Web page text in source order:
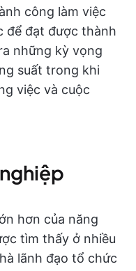
công làm việc
để đạt được thành
những kỳ vọng
suất trong khi
việc và cuộc
hơn của năng
tìm thấy ở nhiều
lãnh đạo tổ chức